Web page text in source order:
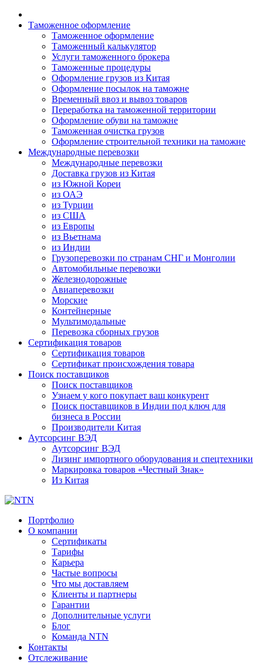
Таможенное оформление
Таможенное оформление
Таможенный калькулятор
Услуги таможенного брокера
Таможенные процедуры
Оформление грузов из Китая
Оформление посылок на таможне
Временный ввоз и вывоз товаров
Переработка на таможенной территории
Оформление обуви на таможне
Таможенная очистка грузов
Оформление строительной техники на таможне
Международные перевозки
Международные перевозки
Доставка грузов из Китая
из Южной Кореи
из ОАЭ
из Турции
из США
из Европы
из Вьетнама
из Индии
Грузоперевозки по странам СНГ и Монголии
Автомобильные перевозки
Железнодорожные
Авиаперевозки
Морские
Контейнерные
Мультимодальные
Перевозка сборных грузов
Сертификация товаров
Сертификация товаров
Сертификат происхождения товара
Поиск поставщиков
Поиск поставщиков
Узнаем у кого покупает ваш конкурент
Поиск поставщиков в Индии под ключ для
бизнеса в России
Производители Китая
Аутсорсинг ВЭД
Аутсорсинг ВЭД
Лизинг импортного оборудования и спецтехники
Маркировка товаров «Честный Знак»
Из Китая
Портфолио
О компании
Сертификаты
Тарифы
Карьера
Частые вопросы
Что мы доставляем
Клиенты и партнеры
Гарантии
Дополнительные услуги
Блог
Команда NTN
Контакты
Отслеживание